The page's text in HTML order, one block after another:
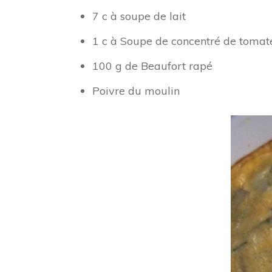
7 c à soupe de lait
1 c à Soupe de concentré de
100 g de Beaufort rapé
Poivre du moulin